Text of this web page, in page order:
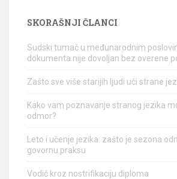
SKORAŠNJI ČLANCI
Sudski tumač u međunarodnim
dokumenta nije dovoljan bez overene
Zašto sve više starijih ljudi uči strane
Kako vam poznavanje stranog jezika
odmor?
Leto i učenje jezika: zašto je sezona
govornu praksu
Vodič kroz nostrifikaciju diploma